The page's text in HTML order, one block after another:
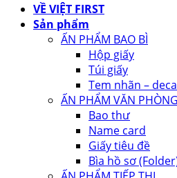
VỀ VIỆT FIRST
Sản phẩm
ẤN PHẨM BAO BÌ
Hộp giấy
Túi giấy
Tem nhãn –
ẤN PHẨM VĂN PHÒNG
Bao thư
Name card
Giấy tiêu đề
Bìa hồ sơ